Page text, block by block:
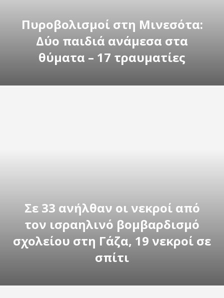
Πυροβολισμοί στη Μινεσότα:
Δύο παιδιά ανάμεσα στα
θύματα – 17 τραυματίες
Σε 33 ανήλθαν οι νεκροί από
τον ισραηλινό βομβαρδισμό
σχολείου στη Γάζα, 19 νεκροί σε
σπίτι